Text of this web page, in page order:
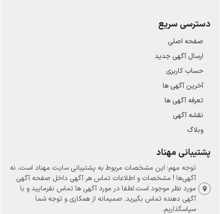
دسترسی سریع
صفحه اصلی
ارسال‌ آگهی جدید
حساب کاربری
آخرین آگهی ها
تعرفه آگهی ها
نقشه آگهی
وبلاگ
پشتیبانی مهناد
توجه مهم: این مشخصات مربوط به پشتیبانی سایت مهناد است، نه
آگهی‌ها ! مشخصات و اطلاعات تماس هر آگهی داخل صفحه آگهی
مورد نظر موجود است.لطفا در مورد آگهی ها تماس نفرمایید و با
آگهی دهنده تماس بگیرید. صمیمانه از همکاری و توجه شما
سپاسگذاریم.